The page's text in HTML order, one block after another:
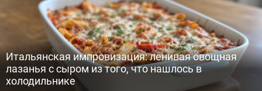
Итальянская импровизация: ленивая овощная
лазанья с сыром из того, что нашлось в
холодильнике